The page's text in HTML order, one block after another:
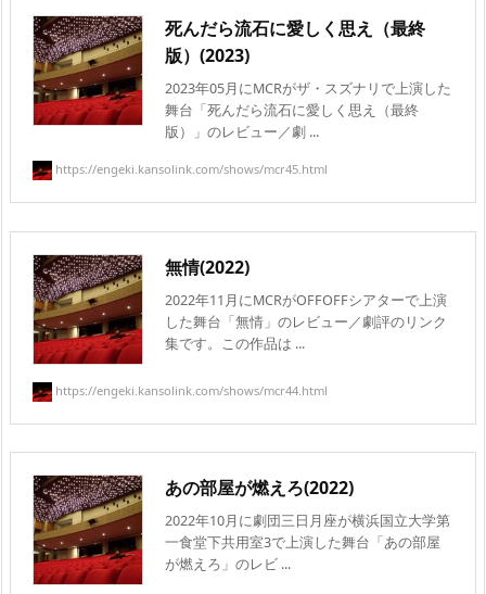
死んだら流石に愛しく思え（最終
版）(2023)
2023年05月にMCRがザ・スズナリで上演した
舞台「死んだら流石に愛しく思え（最終
版）」のレビュー／劇 ...
https://engeki.kansolink.com/shows/mcr45.html
無情(2022)
2022年11月にMCRがOFFOFFシアターで上演
した舞台「無情」のレビュー／劇評のリンク
集です。この作品は ...
https://engeki.kansolink.com/shows/mcr44.html
あの部屋が燃えろ(2022)
2022年10月に劇団三日月座が横浜国立大学第
一食堂下共用室3で上演した舞台「あの部屋
が燃えろ」のレビ ...